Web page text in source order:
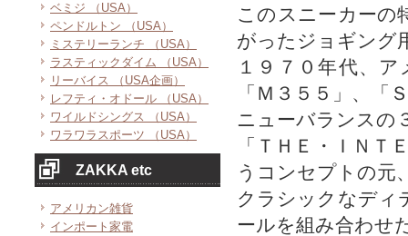
ベミジ （USA）
ペンドルトン （USA）
ミステリーランチ （USA）
ラスティックダイム （USA）
リーバイス （USA企画）
レフティ・オドール （USA）
ワイルドシングス （USA）
ワラワラスポーツ （USA）
ZAKKA etc
アメリカン雑貨
インポート家電
このスニーカーの
がったジョギング
１９７０年代、
「Ｍ３５５」、「
ニューバランスの
「ＴＨＥ・ＩＮＴ
うコンセプトの元
クラシックなディ
ールを組み合わせ